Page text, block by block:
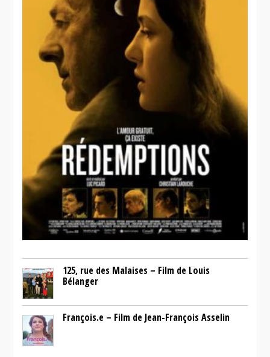
125, rue des Malaises – Film de Louis
Bélanger
François.e – Film de Jean-François Asselin